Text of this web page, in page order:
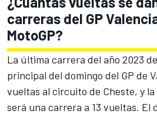
carreras del GP
MotoGP?
La última carrera del año 2023
principal del domingo del GP de
vueltas al circuito de Cheste, y
será una carrera a 13 vueltas. El